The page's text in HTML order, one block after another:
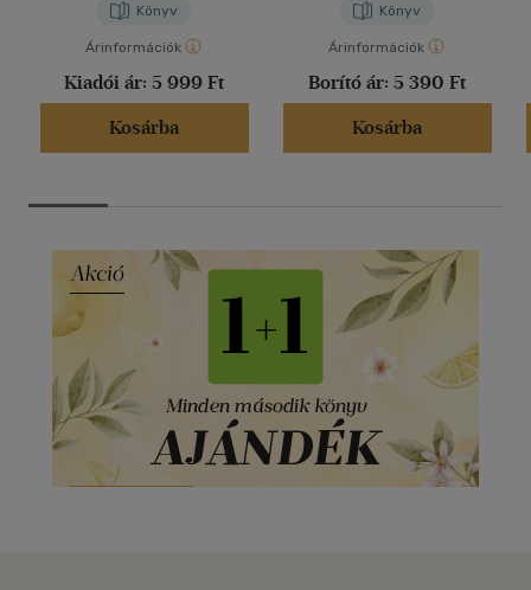
Könyv
Árinformációk
Kiadói ár: 5 999 Ft
Kosárba
Könyv
Árinformációk
Borító ár: 5 390 Ft
Kosárba